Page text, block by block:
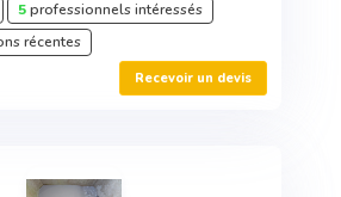
5professionnels intéressés
récentes
Recevoir un devis